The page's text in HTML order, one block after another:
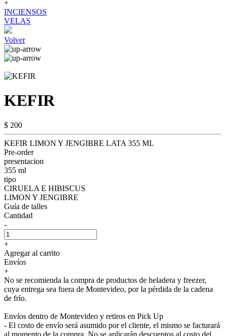
+
INCIENSOS
VELAS
Volver
KEFIR
$ 200
KEFIR LIMON Y JENGIBRE LATA 355 ML
Pre-order
presentacion
355 ml
tipo
CIRUELA E HIBISCUS
LIMON Y JENGIBRE
Guía de talles
Cantidad
-
+
Agregar al carrito
Envíos
+
No se recomienda la compra de productos de heladera y freezer,
cuya entrega sea fuera de Montevideo, por la pérdida de la cadena
de frío.
Envíos dentro de Montevideo y retiros en Pick Up
- El costo de envío será asumido por el cliente, el mismo se facturará
al momento de la compra. No se aplicarán descuentos al costo del